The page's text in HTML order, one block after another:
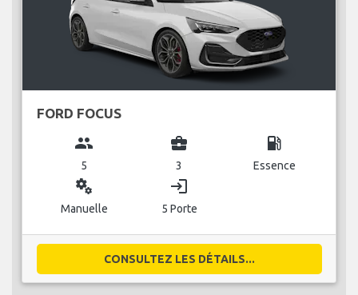
FORD FOCUS
group
5
business_center
3
local_gas_station
Essence
miscellaneous_services
Manuelle
login
5 Porte
CONSULTEZ LES DÉTAILS...